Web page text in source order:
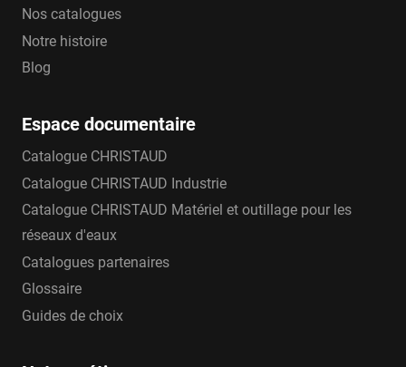
Nos catalogues
Notre histoire
Blog
Espace documentaire
Catalogue CHRISTAUD
Catalogue CHRISTAUD Industrie
Catalogue CHRISTAUD Matériel et outillage pour les
réseaux d'eaux
Catalogues partenaires
Glossaire
Guides de choix